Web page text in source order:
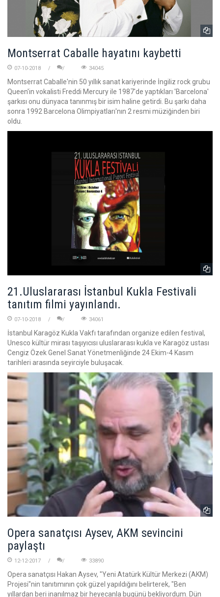
Montserrat Caballe hayatını kaybetti
07-10-2018 34045
Montserrat Caballe'nin 50 yıllık sanat kariyerinde İngiliz rock grubu
Queen'in vokalisti Freddi Mercury ile 1987'de yaptıkları 'Barcelona'
şarkısı onu dünyaca tanınmış bir isim haline getirdi. Bu şarkı daha
sonra 1992 Barcelona Olimpiyatları'nın 2 resmi müziğinden biri
oldu.
21.Uluslararası İstanbul Kukla Festivali
tanıtım filmi yayınlandı.
07-10-2018 34061
İstanbul Karagöz Kukla Vakfı tarafından organize edilen festival,
Unesco kültür mirası taşıyıcısı uluslararası kukla ve Karagöz ustası
Cengiz Özek Genel Sanat Yönetmenliğinde 24 Ekim-­4 Kasım
tarihleri arasında seyirciyle buluşacak.
Opera sanatçısı Aysev, AKM sevincini
paylaştı
12-12-2017 33890
Opera sanatçısı Hakan Aysev, "Yeni Atatürk Kültür Merkezi (AKM)
Projesi"nin tanıtımının çok güzel yapıldığını belirterek, "Ben
yıllardan beri inanılmaz bir heyecanla bugünü bekliyordum. Dün